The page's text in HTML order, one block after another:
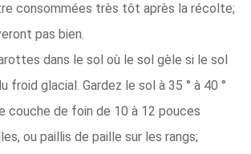
consommées très tôt après la récolte;
pas bien.
dans le sol où le sol gèle si le sol
froid glacial. Gardez le sol à 35 ° à 40 °
couche de foin de 10 à 12 pouces
ou paillis de paille sur les rangs;